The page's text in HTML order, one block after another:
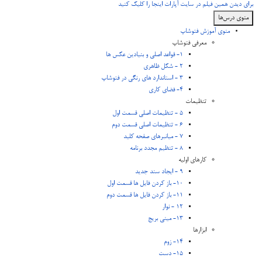
برای دیدن همین فیلم در سایت آپارات اینجا را کلیک کنید
منوی درس‌ها
منوی آموزش فتوشاپ
معرفی فتوشاپ
1- قواعد اصلی و بنیادین عکس ها
2 - شکل ظاهری
3 - استاندارد های رنگی در فتوشاپ
4- فضای کاری
تنظیمات
5 - تنظیمات اصلی قسمت اول
6 - تنظیمات اصلی قسمت دوم
7 - میانبرهای صفحه کلید
8 - تنظیم مجدد برنامه
کارهای اولیه
9 - ایجاد سند جدید
10- باز کردن فایل ها قسمت اول
11- باز کردن فایل ها قسمت دوم
12 - نوار
13- مینی بریج
ابزارها
14- زوم
15- دست